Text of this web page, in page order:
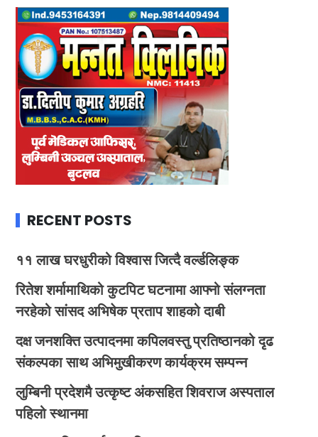
RECENT POSTS
११ लाख घरधुरीको विश्वास जित्दै वर्ल्डलिङ्क
रितेश शर्मामाथिको कुटपिट घटनामा आफ्नो संलग्नता
नरहेको सांसद अभिषेक प्रताप शाहको दाबी
दक्ष जनशक्ति उत्पादनमा कपिलवस्तु प्रतिष्ठानको दृढ
संकल्पका साथ अभिमुखीकरण कार्यक्रम सम्पन्न
लुम्बिनी प्रदेशमै उत्कृष्ट अंकसहित शिवराज अस्पताल
पहिलो स्थानमा